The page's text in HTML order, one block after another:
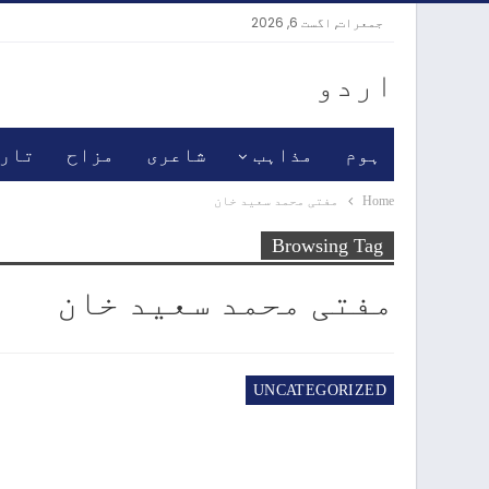
جمعرات, اگست 6, 2026
اردو
ہوم مذاہب شاعری مزاح
Home مفتی محمد سعید خان
Browsing Tag
مفتی محمد سعید خان
UNCATEGORIZED